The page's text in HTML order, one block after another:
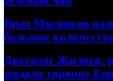
Врач Мясников
большое
Диетолог Жиляев:
жидкие горячие